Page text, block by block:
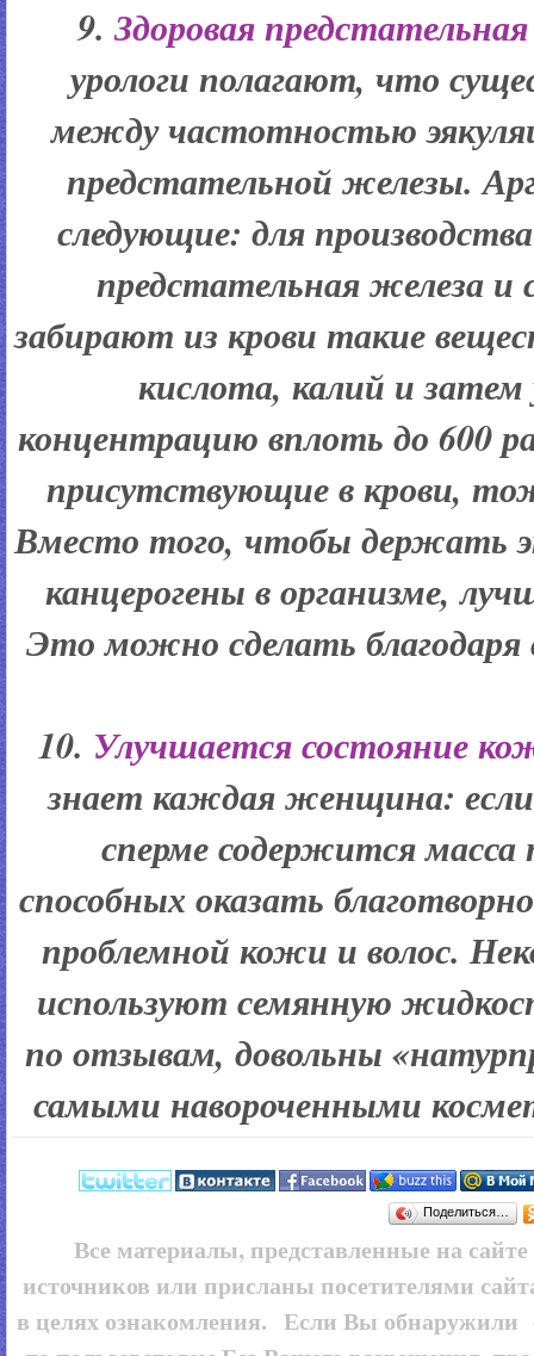
9.Здоровая
урологи полагают, что
между частотностью
предстательной железы.
следующие: для
предстательная железа и
забирают из крови такие
кислота, калий и
концентрацию вплоть до 600
присутствующие в крови,
Вместо того, чтобы держать
канцерогены в организме,
Это можно сделать благодаря
10. Улучшается состояние
знает каждая женщина: если
сперме содержится масса
способных оказать
проблемной кожи и волос.
используют семянную
по отзывам, довольны
самыми навороченными
Поделиться…
Все материалы, представленные на сайте
источников или присланы посетителями
в целях ознакомления. Если Вы